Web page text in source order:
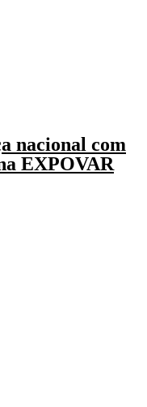
nacional com
EXPOVAR